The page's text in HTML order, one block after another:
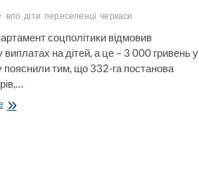
впо діти переселенці черкаси
соцполітики відмовив
на дітей, а це – 3 000 гривень у
пояснили тим, що 332-га постанова
У